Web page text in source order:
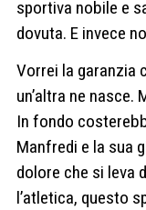
sportiva nobile e
dovuta. E invece
Vorrei la garanzia
un’altra ne nasce.
In fondo
Manfredi e la sua
dolore che si leva
l’atletica, questo